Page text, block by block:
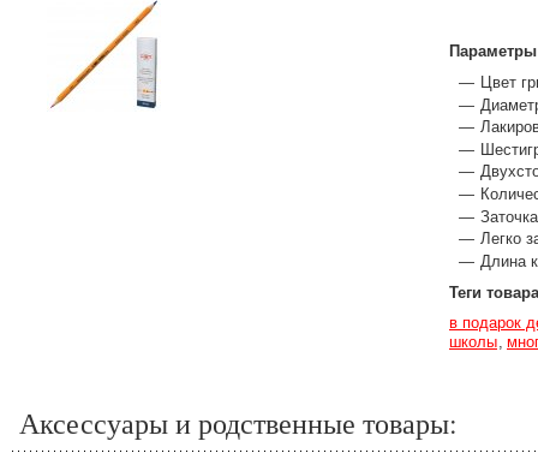
Параметры
Цвет
Легко
Длина
Теги товара
в подарок
школы
Аксессуары и родственные товары: